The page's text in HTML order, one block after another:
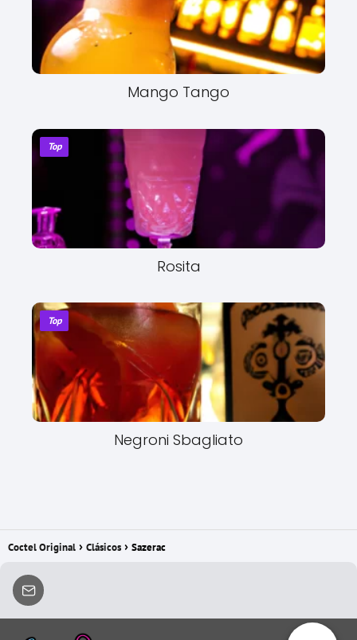
Mango Tango
Top
Rosita
Top
Negroni Sbagliato
Coctel Original Clásicos Sazerac